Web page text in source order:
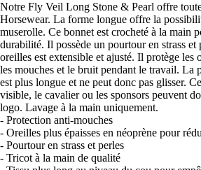
Notre Fly Veil Long Stone & Pearl offre
Horsewear. La forme longue offre la
muserolle. Ce bonnet est crocheté à la main
durabilité. Il possède un pourtour en strass et
oreilles est extensible et ajusté. Il protège les
les mouches et le bruit pendant le travail. La
est plus longue et ne peut donc pas glisser.
visible, le cavalier ou les sponsors peuvent
logo. Lavage à la main uniquement.
- Protection anti-mouches
- Oreilles plus épaisses en néoprène pour
- Pourtour en strass et perles
- Tricot à la main de qualité